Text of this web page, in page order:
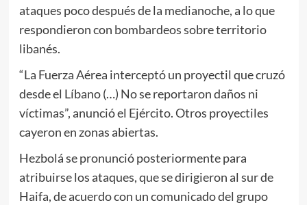
ataques poco después de la medianoche, a lo que
respondieron con bombardeos sobre territorio
libanés.
“La Fuerza Aérea interceptó un proyectil que cruzó
desde el Líbano (…) No se reportaron daños ni
víctimas”, anunció el Ejército. Otros proyectiles
cayeron en zonas abiertas.
Hezbolá se pronunció posteriormente para
atribuirse los ataques, que se dirigieron al sur de
Haifa, de acuerdo con un comunicado del grupo